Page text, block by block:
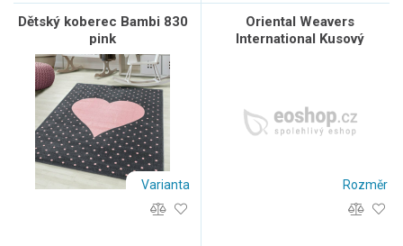
Dětský koberec Bambi 830
pink
Varianta
Oriental Weavers
International Kusový
Rozměr